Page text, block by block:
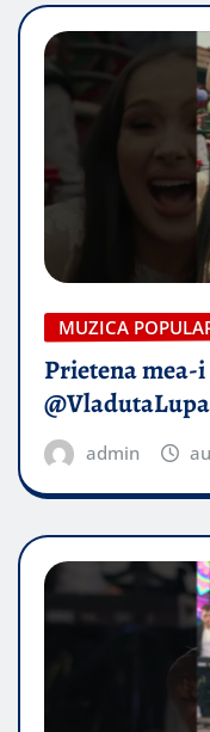
MUZICA
Prietena mea-
admin